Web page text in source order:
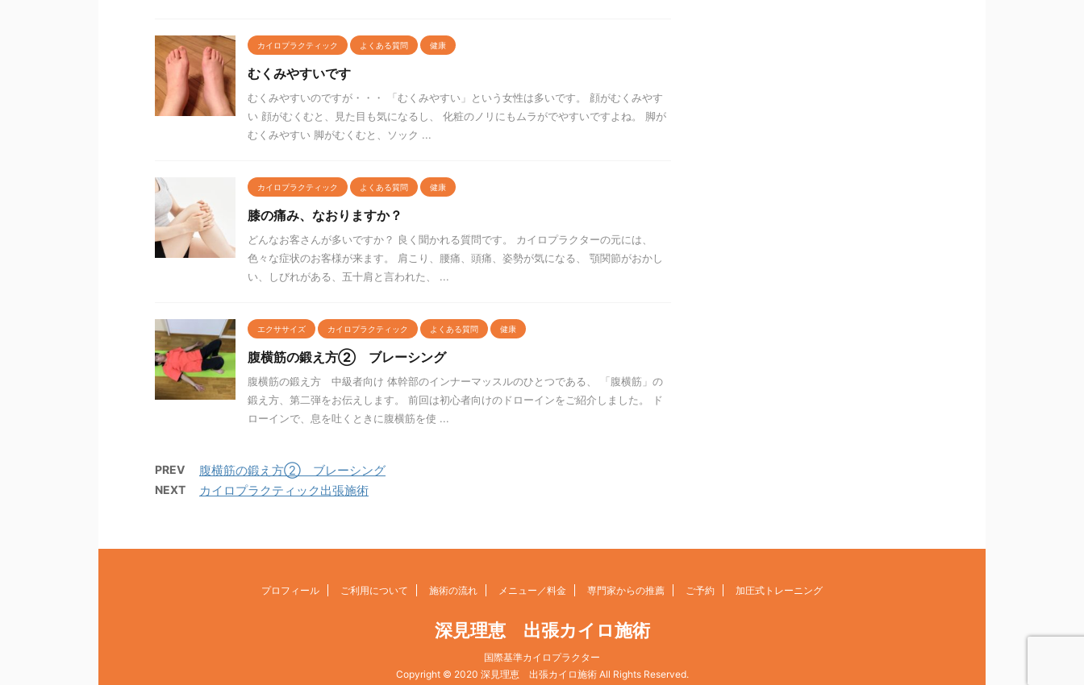
カイロプラクティック よくある質問 健康
むくみやすいです
むくみやすいのですが・・・ 「むくみやすい」という女性は多いです。 顔がむくみやす
い 顔がむくむと、見た目も気になるし、 化粧のノリにもムラがでやすいですよね。 脚が
むくみやすい 脚がむくむと、ソック ...
カイロプラクティック よくある質問 健康
膝の痛み、なおりますか？
どんなお客さんが多いですか？ 良く聞かれる質問です。 カイロプラクターの元には、
色々な症状のお客様が来ます。 肩こり、腰痛、頭痛、姿勢が気になる、 顎関節がおかし
い、しびれがある、五十肩と言われた、 ...
エクササイズ カイロプラクティック よくある質問 健康
腹横筋の鍛え方② ブレーシング
腹横筋の鍛え方 中級者向け 体幹部のインナーマッスルのひとつである、 「腹横筋」の
鍛え方、第二弾をお伝えします。 前回は初心者向けのドローインをご紹介しました。 ド
ローインで、息を吐くときに腹横筋を使 ...
PREV 腹横筋の鍛え方② ブレーシング
NEXT カイロプラクティック出張施術
プロフィール ご利用について 施術の流れ メニュー／料金 専門家からの推薦 ご予約 加圧式トレーニング
深見理恵 出張カイロ施術
国際基準カイロプラクター
Copyright © 2020 深見理恵 出張カイロ施術 All Rights Reserved.